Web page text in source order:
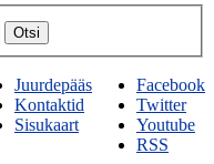
Otsi
Facebook
Twitter
Youtube
RSS
Juurdepääs
Kontaktid
Sisukaart